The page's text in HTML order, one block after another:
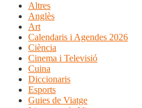
Altres
Anglès
Art
Calendaris i Agendes 2026
Ciència
Cinema i Televisió
Cuina
Diccionaris
Esports
Guies de Viatge